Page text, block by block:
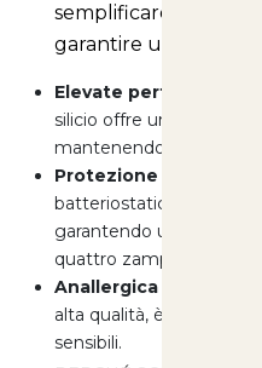
semplificare la vita
garantire un comfort
Elevate performance:
silicio offre un
mantenendo il tuo gatto
Protezione contro i
batteriostatica,
garantendo un
quattro zampe.
Anallergica e sicura:
alta qualità, è perfetta
sensibili.